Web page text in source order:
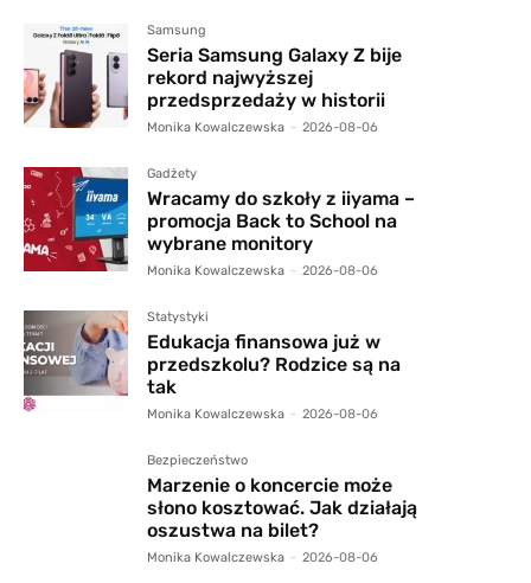
Samsung
Seria Samsung Galaxy Z bije
rekord najwyższej
przedsprzedaży w historii
Monika Kowalczewska - 2026-08-06
Gadżety
Wracamy do szkoły z iiyama –
promocja Back to School na
wybrane monitory
Monika Kowalczewska - 2026-08-06
Statystyki
Edukacja finansowa już w
przedszkolu? Rodzice są na
tak
Monika Kowalczewska - 2026-08-06
Bezpieczeństwo
Marzenie o koncercie może
słono kosztować. Jak działają
oszustwa na bilet?
Monika Kowalczewska - 2026-08-06